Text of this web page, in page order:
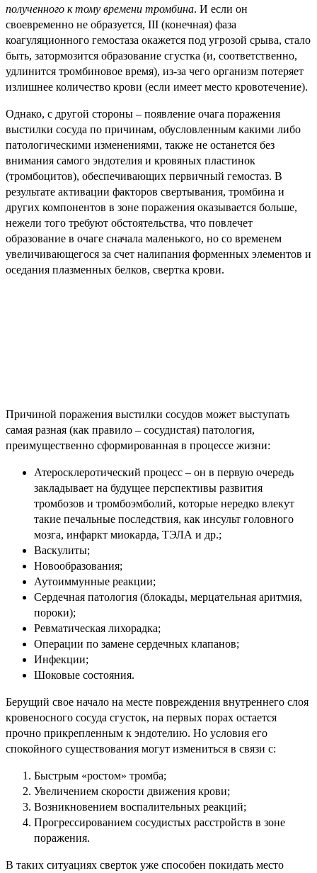
полученного к тому времени тромбина. И если он
своевременно не образуется, III (конечная) фаза
коагуляционного гемостаза окажется под угрозой срыва, стало
быть, затормозится образование сгустка (и, соответственно,
удлинится тромбиновое время), из-за чего организм потеряет
излишнее количество крови (если имеет место кровотечение).
Однако, с другой стороны – появление очага поражения
выстилки сосуда по причинам, обусловленным какими либо
патологическими изменениями, также не останется без
внимания самого эндотелия и кровяных пластинок
(тромбоцитов), обеспечивающих первичный гемостаз. В
результате активации факторов свертывания, тромбина и
других компонентов в зоне поражения оказывается больше,
нежели того требуют обстоятельства, что повлечет
образование в очаге сначала маленького, но со временем
увеличивающегося за счет налипания форменных элементов и
оседания плазменных белков, свертка крови.
Причиной поражения выстилки сосудов может выступать
самая разная (как правило – сосудистая) патология,
преимущественно сформированная в процессе жизни:
Атеросклеротический процесс – он в первую очередь
закладывает на будущее перспективы развития
тромбозов и тромбоэмболий, которые нередко влекут
такие печальные последствия, как инсульт головного
мозга, инфаркт миокарда, ТЭЛА и др.;
Васкулиты;
Новообразования;
Аутоиммунные реакции;
Сердечная патология (блокады, мерцательная аритмия,
пороки);
Ревматическая лихорадка;
Операции по замене сердечных клапанов;
Инфекции;
Шоковые состояния.
Берущий свое начало на месте повреждения внутреннего слоя
кровеносного сосуда сгусток, на первых порах остается
прочно прикрепленным к эндотелию. Но условия его
спокойного существования могут измениться в связи с:
Быстрым «ростом» тромба;
Увеличением скорости движения крови;
Возникновением воспалительных реакций;
Прогрессированием сосудистых расстройств в зоне
поражения.
В таких ситуациях сверток уже способен покидать место